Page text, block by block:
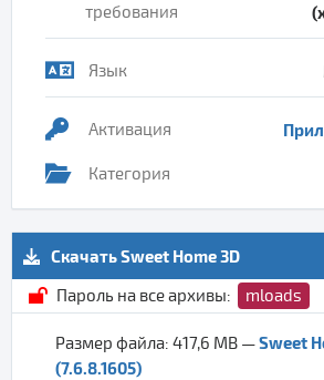
требования
Язык
Активация
Категория
Скачать Sweet Home 3D
Пароль на все архивы:
mloads
Размер файла: 417,6 MB —Sweet
(7.6.8.1605)